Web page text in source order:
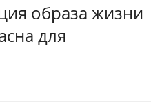
образа жизни
для